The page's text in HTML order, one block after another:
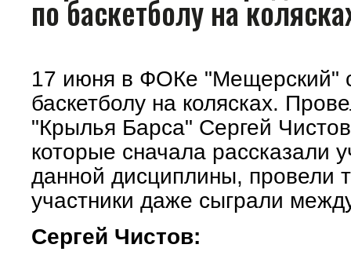
по баскетболу на
17 июня в ФОКе "Мещерский"
баскетболу на колясках.
"Крылья Барса" Сергей
которые сначала рассказали
данной дисциплины, провели
участники даже сыграли
Сергей Чистов: